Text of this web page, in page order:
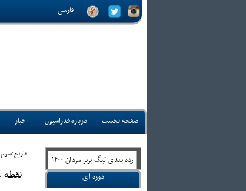
فارسی
صفحه نخست درباره فدراسیون اخبار
رده بندی ليگ برتر مردان ۱۴۰۰
دوره ای
تاريخ:سوم اسفند
نقطه